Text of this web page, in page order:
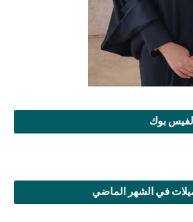
بوك
في الشهر الماضي